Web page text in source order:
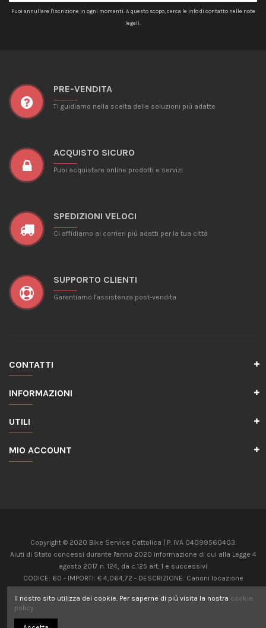
Puoi annullare l'iscrizione in ogni momenti. A questo scopo, cerca le info di contatto nelle note
legali.
PRE-VENDITA
Ti guidiamo nella scelta delle soluzioni più adatte
ACQUISTO SICURO
Puoi acquistare online prodotti e servizi
SPEDIZIONI VELOCI
Ci affidiamo ai corrieri più adatti per la tua città
SUPPORTO CLIENTI
Garantiamo l'assistenza post-vendita
CONTATTI
INFORMAZIONI
UTILI
MIO ACCOUNT
Copyright © 2020 Bike Service Cattolica | P. IVA 04099560403.
Aiuti di Stato concessi durante l'anno 2020 informazione di cui alla Legge 4
agosto 2017 n. 124, da c.125 art. 1 e successivi
CODICE: 60 - IMPORTI: € 4,064,72 - DESCRIZIONE: Canoni locazione
CODICE: 20 - IMPORTI: € 8,624,00 - DESCRIZIONE: Contributo Fondo perduto
Il nostro sito utilizza dei cookie. Per saperne di più visita la nostra cookie
policy